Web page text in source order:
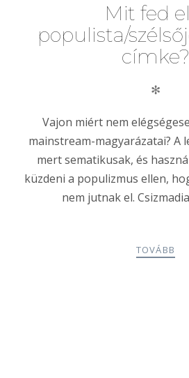
Mit fed
populista/
címke?
✻
Vajon miért nem
mainstream-magyarázatai? A
mert sematikusak, és
küzdeni a populizmus ellen,
nem jutnak el.
TOVÁBB